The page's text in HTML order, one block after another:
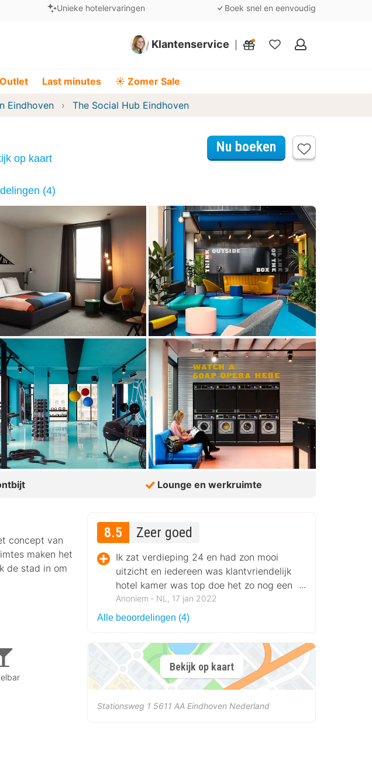
Unieke hotelervaringen Boek snel en eenvoudig
Klantenservice
Mijn
Outlet Last minutes ☀️ Zomer Sale
Eindhoven The Social Hub Eindhoven
op kaart
Nu boeken
(4)
Lounge en werkruimte
concept van
maken het
de stad in om
8.5 Zeer goed
Ik zat verdieping 24 en had zon mooi
uitzicht en iedereen was klantvriendelijk
hotel kamer was top doe het zo nog een
x
Anoniem ‐ NL, 17 jan 2022
Alle beoordelingen (4)
Bekijk op kaart
Stationsweg 1 5611 AA Eindhoven Nederland